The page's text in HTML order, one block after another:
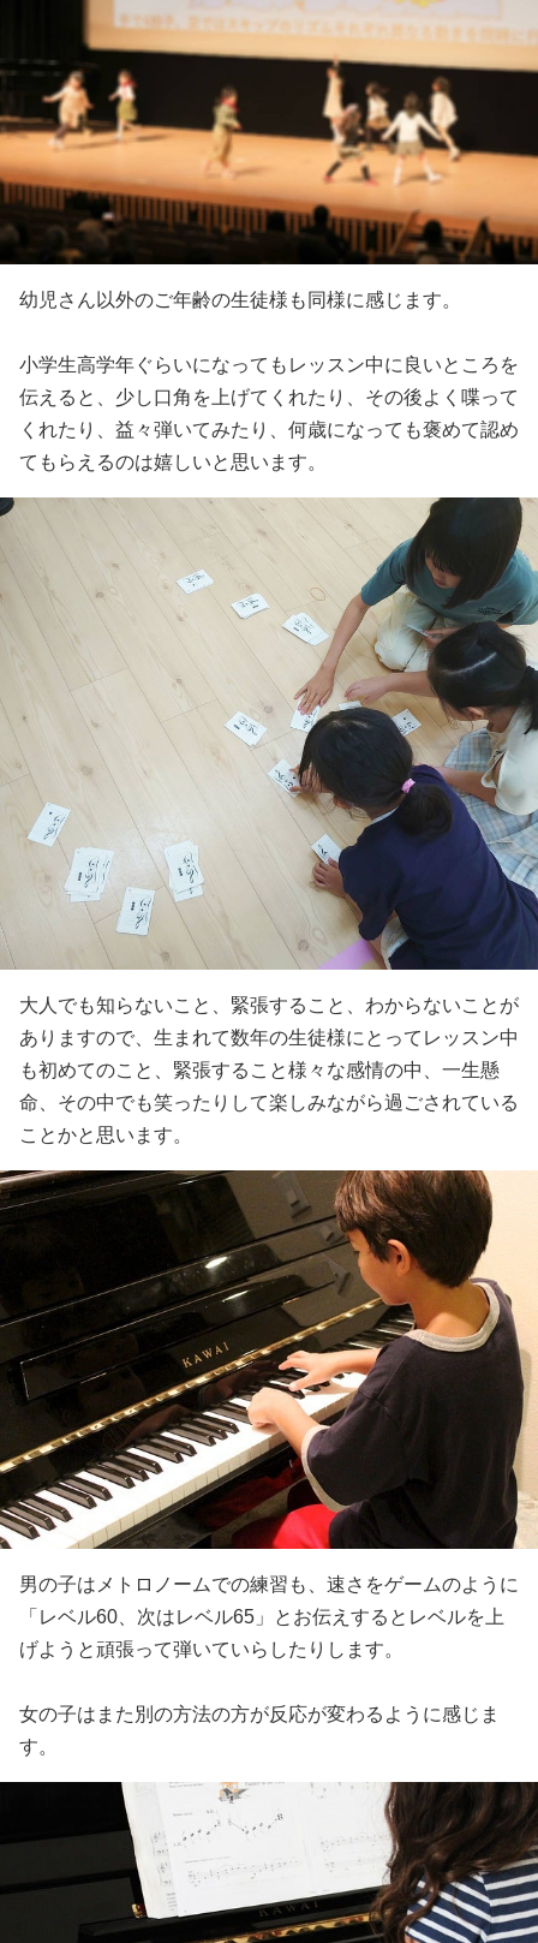
幼児さん以外のご年齢の生徒様も同様に感じます。
小学生高学年ぐらいになってもレッスン中に良いところを
伝えると、少し口角を上げてくれたり、その後よく喋って
くれたり、益々弾いてみたり、何歳になっても褒めて認め
てもらえるのは嬉しいと思います。
大人でも知らないこと、緊張すること、わからないことが
ありますので、生まれて数年の生徒様にとってレッスン中
も初めてのこと、緊張すること様々な感情の中、一生懸
命、その中でも笑ったりして楽しみながら過ごされている
ことかと思います。
男の子はメトロノームでの練習も、速さをゲームのように
「レベル60、次はレベル65」とお伝えするとレベルを上
げようと頑張って弾いていらしたりします。
女の子はまた別の方法の方が反応が変わるように感じま
す。